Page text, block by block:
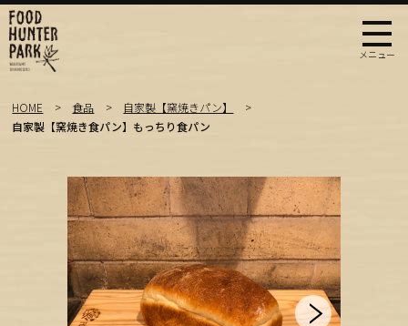
HOME 食品
自家製【窯焼きパン】
自家製【窯焼き食パン】もっちり食パン